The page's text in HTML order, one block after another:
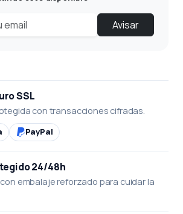
Avisar
SSL
con transacciones cifradas.
PayPal
24/48h
embalaje reforzado para cuidar la